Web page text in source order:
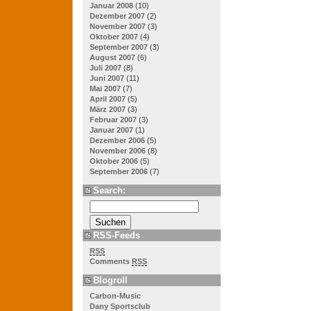
Januar 2008 (10)
Dezember 2007 (2)
November 2007 (3)
Oktober 2007 (4)
September 2007 (3)
August 2007 (6)
Juli 2007 (8)
Juni 2007 (11)
Mai 2007 (7)
April 2007 (5)
März 2007 (3)
Februar 2007 (3)
Januar 2007 (1)
Dezember 2006 (5)
November 2006 (8)
Oktober 2006 (5)
September 2006 (7)
Search:
RSS-Feeds
RSS
Comments RSS
Blogroll
Carbon-Music
Dany Sportsclub